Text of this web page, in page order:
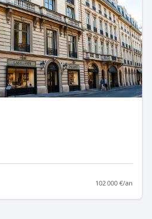
102 000 €/an